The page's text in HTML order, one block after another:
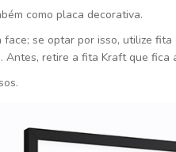
como placa decorativa.
se optar por isso, utilize
retire a fita Kraft que fica